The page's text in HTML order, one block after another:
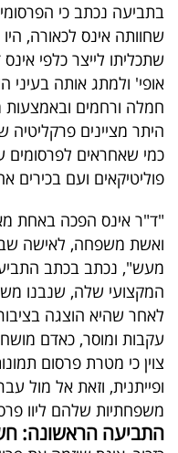
בתביעה נכתב כי
שחוותה אינס לכאורה,
שתכליתו לייצר כלפי
אופי' ולמתג אותה בעיני
חמלה ורחמים ובאמצעות
היתר מציינים
כמי שאחראים לפרסומים
פוליטיקאים ועם בכירים
"ד"ר אינס הפכה באחת
ואשת משפחה, לאישה
מעש", נכתב בכתב
המקצועי שלה, שנבנו
לאחר שהיא הוצגה
עקבות ומוסר, כאדם
צוין כי מטרת פרסום
ופייתנית, וזאת אל מול
משפחתיות שלהם ליוו
התביעה הראשונה: